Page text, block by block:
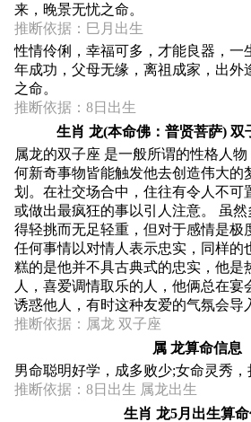
来，晚景无忧之命。
推断依据：巳月出生
性情伶俐，幸福可多，才能良器，一
年成功，父母无缘，离祖成家，出外
之命。
推断依据：8日出生
生肖 龙(本命佛：普贤菩萨) 双
属龙的双子座 是一般所谓的性格人
何新奇事物皆能触发他去创造伟大的
划。在社交场合中，住往有令人不可
或做出最疯狂的事以引人注意。 虽
得轻挑而无足轻重，但对于感情是极
任何事情以对情人表示忠实，同样的
糕的是他并不具古典式的忠实，他是
人，喜爱调情取乐的人，他俩总在宴
诱惑他人，有时这种友爱的气氛会导
推断依据：属龙 双子座
属 龙算命信息
男命聪明好学，成多败少;女命灵秀
推断依据：8日出生 属龙出生
生肖 龙5月出生算